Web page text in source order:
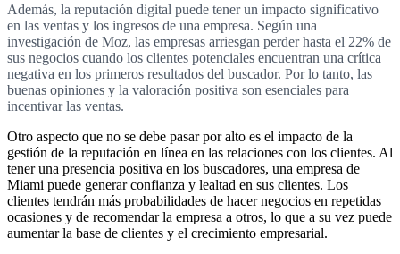
Además, la reputación digital puede tener un impacto significativo
en las ventas y los ingresos de una empresa. Según una
investigación de Moz, las empresas arriesgan perder hasta el 22% de
sus negocios cuando los clientes potenciales encuentran una crítica
negativa en los primeros resultados del buscador. Por lo tanto, las
buenas opiniones y la valoración positiva son esenciales para
incentivar las ventas.
Otro aspecto que no se debe pasar por alto es el impacto de la
gestión de la reputación en línea en las relaciones con los clientes. Al
tener una presencia positiva en los buscadores, una empresa de
Miami puede generar confianza y lealtad en sus clientes. Los
clientes tendrán más probabilidades de hacer negocios en repetidas
ocasiones y de recomendar la empresa a otros, lo que a su vez puede
aumentar la base de clientes y el crecimiento empresarial.